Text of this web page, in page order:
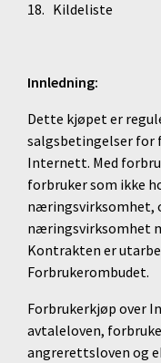
18. Kildeliste
Innledning:
Dette kjøpet er
salgsbetingelser for
Internett. Med
forbruker som ikke
næringsvirksomhet,
næringsvirksomhet
Kontrakten er
Forbrukerombudet.
Forbrukerkjøp over
avtaleloven,
angrerettsloven og